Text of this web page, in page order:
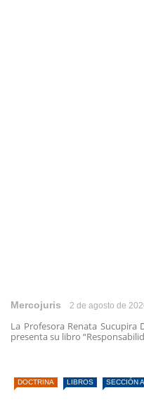
Mercojuris 2 de agosto de
La Profesora Renata
presenta su libro
DOCTRINA LIBROS SECCIÓN